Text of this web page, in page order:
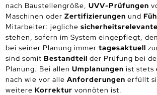
nach Baustellengröße, UVV-Prüfungen
Maschinen oder Zertifizierungen und
Mitarbeiter: jegliche
stehen, sofern im System eingepflegt,
bei seiner Planung immer tagesaktuell
sind somit Bestandteil der Prüfung bei
Planung. Bei allen Umplanungen ist stets
nach wie vor alle Anforderungen erfüllt
weitere Korrektur vonnöten ist.